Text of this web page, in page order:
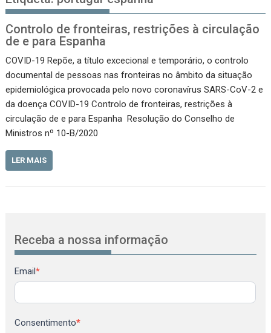
Controlo de fronteiras, restrições à circulação
de e para Espanha
COVID-19 Repõe, a título excecional e temporário, o controlo
documental de pessoas nas fronteiras no âmbito da situação
epidemiológica provocada pelo novo coronavírus SARS-CoV-2 e
da doença COVID-19 Controlo de fronteiras, restrições à
circulação de e para Espanha Resolução do Conselho de
Ministros nº 10-B/2020
LER MAIS
Receba a nossa informação
Newsletter
Email*
Consentimento*